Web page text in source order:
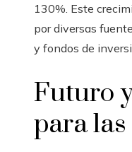
130%. Este
por diversas
y fondos de
Futuro
para las